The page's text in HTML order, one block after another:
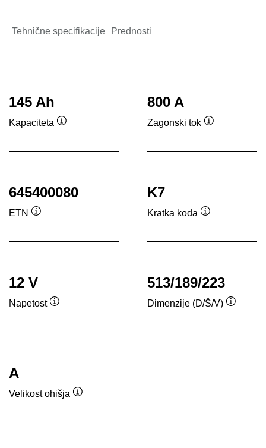
Tehnične specifikacije Prednosti
145 Ah
Kapaciteta
800 A
Zagonski tok
645400080
ETN
K7
Kratka koda
12 V
Napetost
513/189/223
Dimenzije (D/Š/V)
A
Velikost ohišja